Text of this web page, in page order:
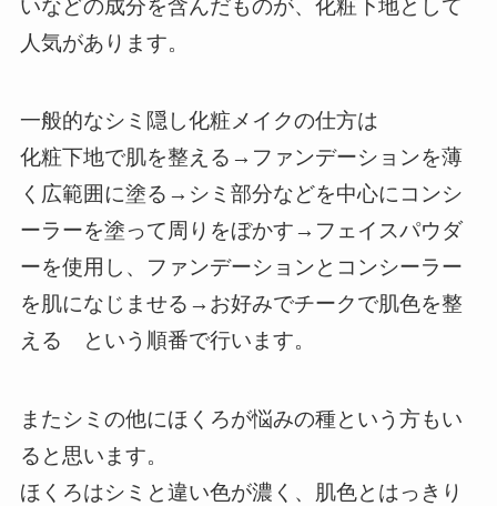
いなどの成分を含んだものが、化粧下地として
人気があります。
一般的なシミ隠し化粧メイクの仕方は
化粧下地で肌を整える→ファンデーションを薄
く広範囲に塗る→シミ部分などを中心にコンシ
ーラーを塗って周りをぼかす→フェイスパウダ
ーを使用し、ファンデーションとコンシーラー
を肌になじませる→お好みでチークで肌色を整
える という順番で行います。
またシミの他にほくろが悩みの種という方もい
ると思います。
ほくろはシミと違い色が濃く、肌色とはっきり